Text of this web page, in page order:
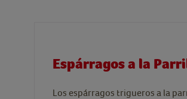
Espárragos a la
Los espárragos trigueros a la